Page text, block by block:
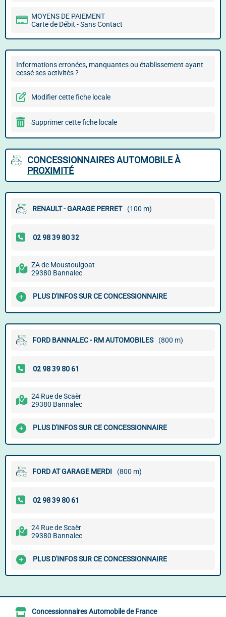
MOYENS DE PAIEMENT
Carte de Débit - Sans Contact
Informations erronées, manquantes ou établissement ayant
cessé ses activités ?
Modifier cette fiche locale
Supprimer cette fiche locale
CONCESSIONNAIRES AUTOMOBILE À
PROXIMITÉ
RENAULT - GARAGE PERRET (100 m)
ZA de Moustoulgoat
29380 Bannalec
PLUS D'INFOS SUR CE CONCESSIONNAIRE
FORD BANNALEC - RM AUTOMOBILES (800 m)
24 Rue de Scaër
29380 Bannalec
PLUS D'INFOS SUR CE CONCESSIONNAIRE
FORD AT GARAGE MERDI (800 m)
24 Rue de Scaër
29380 Bannalec
PLUS D'INFOS SUR CE CONCESSIONNAIRE
Concessionnaires Automobile de France